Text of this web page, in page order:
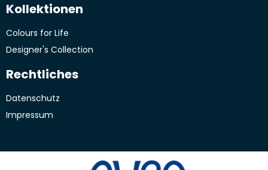
Kollektionen
Colours for Life
Designer's Collection
Rechtliches
Datenschutz
Impressum